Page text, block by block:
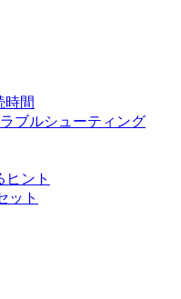
時間
ブルシューティング
ヒント
ット